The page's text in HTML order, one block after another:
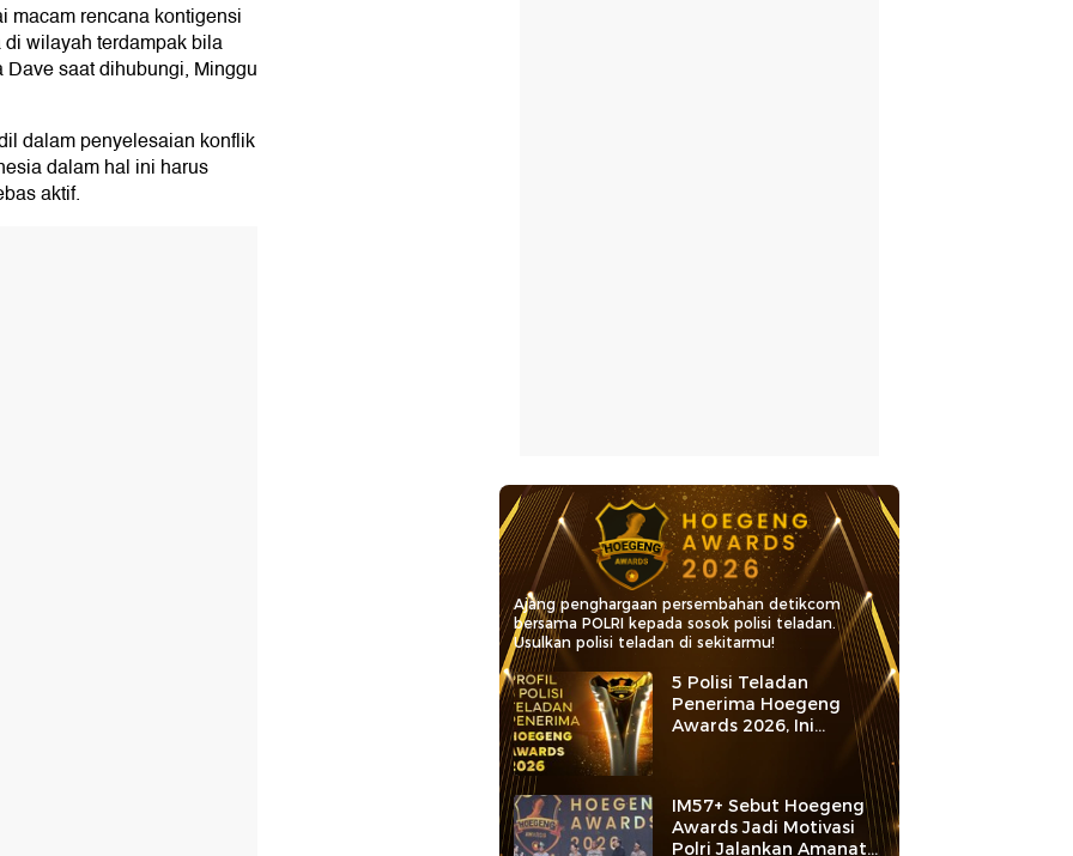
macam rencana kontigensi
wilayah terdampak bila
saat dihubungi, Minggu
dalam penyelesaian konflik
dalam hal ini harus
aktif.
Ajang penghargaan persembahan detikcom
bersama POLRI kepada sosok polisi teladan.
Usulkan polisi teladan di sekitarmu!
5 Polisi Teladan
Penerima Hoegeng
Awards 2026, Ini
Kategori dan Kiprahnya
IM57+ Sebut Hoegeng
Awards Jadi Motivasi
Polri Jalankan Amanat